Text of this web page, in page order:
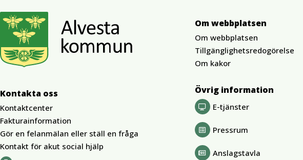
Kontakta oss
Kontaktcenter
Fakturainformation
Gör en felanmälan eller ställ en fråga
Kontakt för akut social hjälp
Om webbplatsen
Om webbplatsen
Tillgänglighetsredogörelse
Om kakor
Övrig information
E-tjänster
Pressrum
Anslagstavla